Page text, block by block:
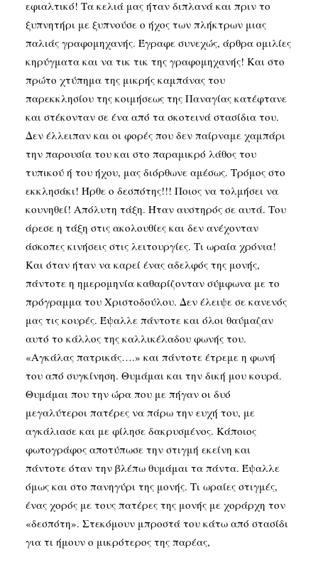
εφιαλτικό! Τα κελιά μας ήταν διπλανά και πριν το
ξυπνητήρι με ξυπνούσε ο ήχος των πλήκτρων μιας
παλιάς γραφομηχανής. Έγραφε συνεχώς, άρθρα ομιλίες
κηρύγματα και να τικ τικ της γραφομηχανής! Και στο
πρώτο χτύπημα της μικρής καμπάνας του
παρεκκλησίου της κοιμήσεως της Παναγίας κατέφτανε
και στέκονταν σε ένα από τα σκοτεινά στασίδια του.
Δεν έλλειπαν και οι φορές που δεν παίρναμε χαμπάρι
την παρουσία του και στο παραμικρό λάθος του
τυπικού ή του ήχου, μας διόρθωνε αμέσως. Τρόμος στο
εκκλησάκι! Ήρθε ο δεσπότης!!! Ποιος να τολμήσει να
κουνηθεί! Απόλυτη τάξη. Ήταν αυστηρός σε αυτά. Του
άρεσε η τάξη στις ακολουθίες και δεν ανέχονταν
άσκοπες κινήσεις στις λειτουργίες. Τι ωραία χρόνια!
Και όταν ήταν να καρεί ένας αδελφός της μονής,
πάντοτε η ημερομηνία καθαρίζονταν σύμφωνα με το
πρόγραμμα του Χριστοδούλου. Δεν έλειψε σε κανενός
μας τις κουρές. Έψαλλε πάντοτε και όλοι θαύμαζαν
αυτό το κάλλος της καλλικέλαδου φωνής του.
«Αγκάλας πατρικάς….» και πάντοτε έτρεμε η φωνή
του από συγκίνηση. Θυμάμαι και την δική μου κουρά.
Θυμάμαι που την ώρα που με πήγαν οι δυό
μεγαλύτεροι πατέρες να πάρω την ευχή του, με
αγκάλιασε και με φίλησε δακρυσμένος. Κάποιος
φωτογράφος αποτύπωσε την στιγμή εκείνη και
πάντοτε όταν την βλέπω θυμάμαι τα πάντα. Έψαλλε
όμως και στο πανηγύρι της μονής. Τι ωραίες στιγμές,
ένας χορός με τους πατέρες της μονής με χοράρχη τον
«δεσπότη». Στεκόμουν μπροστά του κάτω από στασίδι
για τι ήμουν ο μικρότερος της παρέας,